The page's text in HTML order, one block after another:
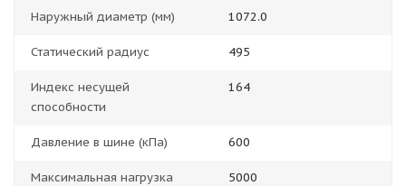
Наружный диаметр (мм) 1072.0
Статический радиус 495
Индекс несущей
способности
164
Давление в шине (кПа) 600
Максимальная нагрузка
5000